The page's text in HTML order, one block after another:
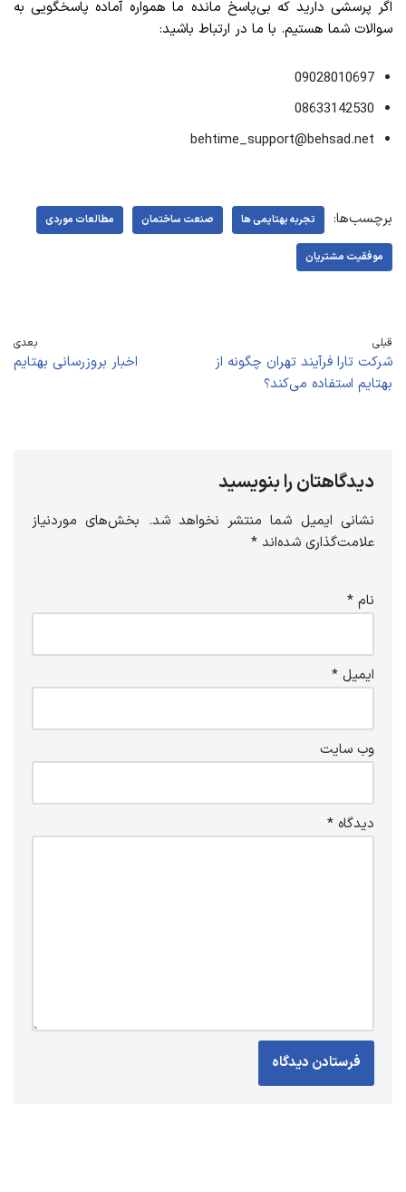
اگر پرسشی دارید که بی‌پاسخ مانده ما همواره آماده پاسخگویی به
سوالات شما هستیم. با ما در ارتباط باشید:
09028010697
08633142530
behtime_support@behsad.net
برچسب‌ها: تجربه بهتایمی ها صنعت ساختمان مطالعات موردی
موفقیت مشتریان
قبلی
شرکت تارا فرآیند تهران چگونه از
بهتایم استفاده می‌کند؟
بعدی
اخبار بروزرسانی بهتایم
دیدگاهتان را بنویسید
نشانی ایمیل شما منتشر نخواهد شد. بخش‌های موردنیاز
علامت‌گذاری شده‌اند *
نام *
ایمیل *
وب‌ سایت
دیدگاه *